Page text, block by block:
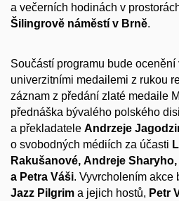
a večerních hodinách v
Šilingrově náměstí v Brně.
Součástí programu bude
univerzitními medailemi z rukou
záznam z předání zlaté medaile
přednáška bývalého polského
a překladatele Andrzeje
o svobodných médiích za účasti
Rakušanové, Andreje Sharyho,
a Petra Váši. Vyvrcholením akce
Jazz Pilgrim a jejich hostů, Petr